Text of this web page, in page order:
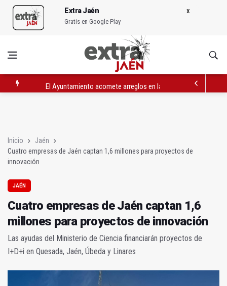
Extra Jaén
Gratis en Google Play
El Ayuntamiento acomete arreglos en la plataforma tranviaria
Inicio
Jaén
Cuatro empresas de Jaén captan 1,6 millones para proyectos de
innovación
JAÉN
Cuatro empresas de Jaén captan 1,6
millones para proyectos de innovación
Las ayudas del Ministerio de Ciencia financiarán proyectos de
I+D+i en Quesada, Jaén, Úbeda y Linares